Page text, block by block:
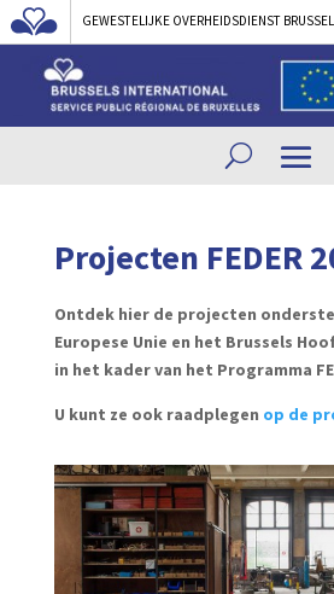
GEWESTELIJKE OVERHEIDSDIENST
Projecten FEDER
Ontdek hier de projecten
Europese Unie en het Brussels
in het kader van het Programma
U kunt ze ook raadplegen op de